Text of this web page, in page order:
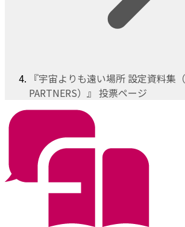
『宇宙よりも遠い場所 設定資料集
PARTNERS）』 投票ページ